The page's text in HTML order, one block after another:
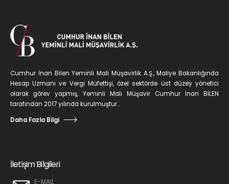
Cumhur İnan Bilen Yeminli Mali Müşavirlik A.Ş., Maliye Bakanlığında
Hesap Uzmanı ve Vergi Müfettişi, özel sektörde üst düzey yönetici
olarak görev yapmış, Yeminli Mali Müşavir Cumhur İnan BİLEN
tarafından 2017 yılında kurulmuştur...
Daha Fazla Bilgi
İletişim Bilgileri
E-MAIL